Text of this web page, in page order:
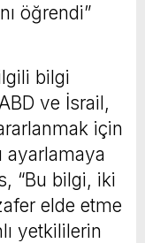
öğrendi”
bilgi
ve İsrail,
için
ayarlamaya
“Bu bilgi, iki
elde etme
yetkililerin